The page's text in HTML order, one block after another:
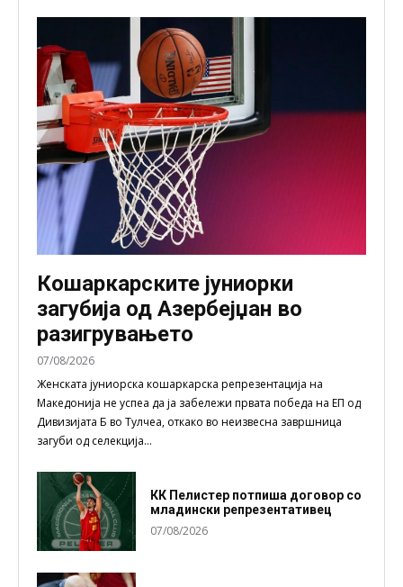
Кошаркарските јуниорки
загубија од Азербејџан во
разигрувањето
07/08/2026
Женската јуниорска кошаркарска репрезентација на
Македонија не успеа да ја забележи првата победа на ЕП од
Дивизијата Б во Тулчеа, откако во неизвесна завршница
загуби од селекција...
КК Пелистер потпиша договор со
младински репрезентативец
07/08/2026